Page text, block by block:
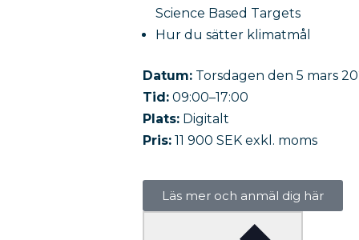
Science Based Targets
Hur du sätter klimatmål
Datum: Torsdagen den 5 mars
Tid: 09:00–17:00
Plats: Digitalt
Pris: 11 900 SEK exkl. moms
Läs mer och anmäl dig här